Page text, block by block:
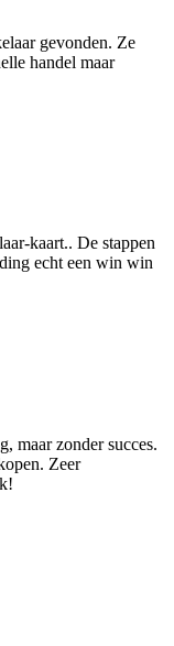
gevonden. Ze
handel maar
kaart.. De stappen
echt een win win
maar zonder succes.
Zeer